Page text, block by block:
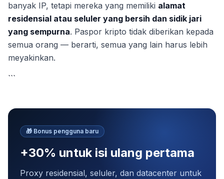
banyak IP, tetapi mereka yang memiliki alamat
residensial atau seluler yang bersih dan sidik jari
yang sempurna. Paspor kripto tidak diberikan kepada
semua orang — berarti, semua yang lain harus lebih
meyakinkan.
```
🎁 Bonus pengguna baru
+30% untuk isi ulang pertama
Proxy residensial, seluler, dan datacenter untuk